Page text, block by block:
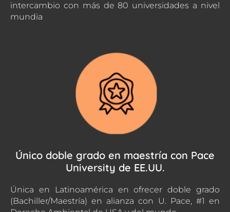
intercambio con más de 80 universidades a nivel
mundia
Único doble grado en maestría con Pace
University de EE.UU.
Única en Latinoamérica en ofrecer doble grado
(Bachiller/Maestría) en alianza con U. Pace, #1 en